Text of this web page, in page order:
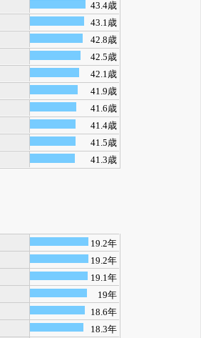
43.4歳
43.1歳
42.8歳
42.5歳
42.1歳
41.9歳
41.6歳
41.4歳
41.5歳
41.3歳
19.2年
19.2年
19.1年
19年
18.6年
18.3年